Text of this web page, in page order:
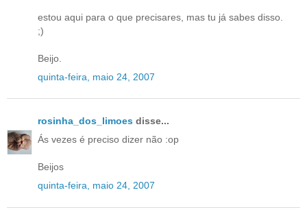
estou aqui para o que precisares, mas tu já sabes disso.
;)
Beijo.
quinta-feira, maio 24, 2007
rosinha_dos_limoes disse...
Ás vezes é preciso dizer não :op
Beijos
quinta-feira, maio 24, 2007